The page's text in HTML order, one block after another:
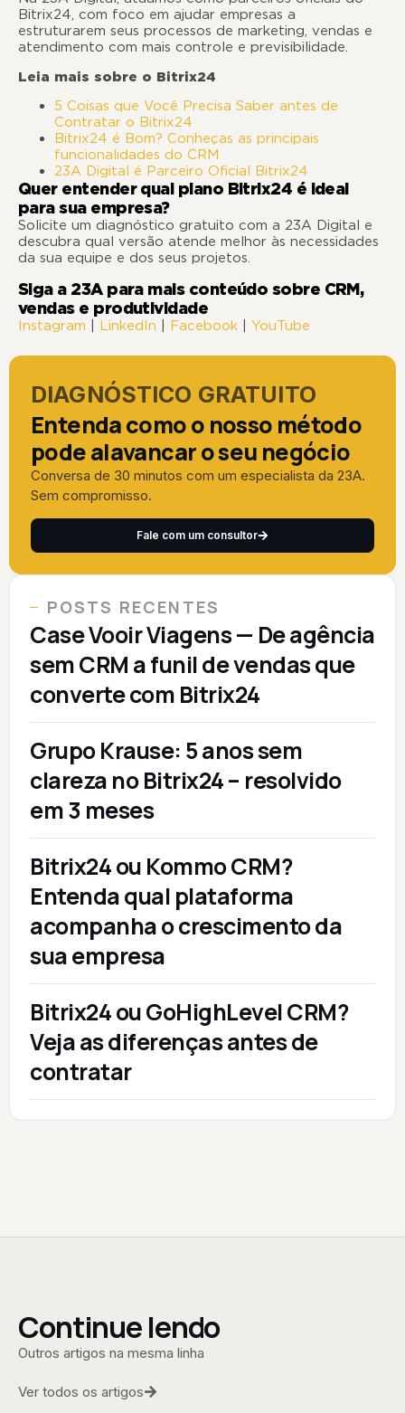
Bitrix24, com foco em ajudar empresas a
estruturarem seus processos de marketing, vendas e
atendimento com mais controle e previsibilidade.
Leia mais sobre o Bitrix24
5 Coisas que Você Precisa Saber antes de
Contratar o Bitrix24
Bitrix24 é Bom? Conheças as principais
funcionalidades do CRM
23A Digital é Parceiro Oficial Bitrix24
Quer entender qual plano Bitrix24 é ideal
para sua empresa?
Solicite um diagnóstico gratuito com a 23A Digital e
descubra qual versão atende melhor às necessidades
da sua equipe e dos seus projetos.
Siga a 23A para mais conteúdo sobre CRM,
vendas e produtividade
Instagram LinkedIn Facebook YouTube
DIAGNÓSTICO GRATUITO
Entenda como o nosso método
pode alavancar o seu negócio
Conversa de 30 minutos com um especialista da 23A.
Sem compromisso.
Fale com um consultor
POSTS RECENTES
Case Vooir Viagens — De agência
sem CRM a funil de vendas que
converte com Bitrix24
Grupo Krause: 5 anos sem
clareza no Bitrix24 – resolvido
em 3 meses
Bitrix24 ou Kommo CRM?
Entenda qual plataforma
acompanha o crescimento da
sua empresa
Bitrix24 ou GoHighLevel CRM?
Veja as diferenças antes de
contratar
Continue lendo
Outros artigos na mesma linha
Ver todos os artigos